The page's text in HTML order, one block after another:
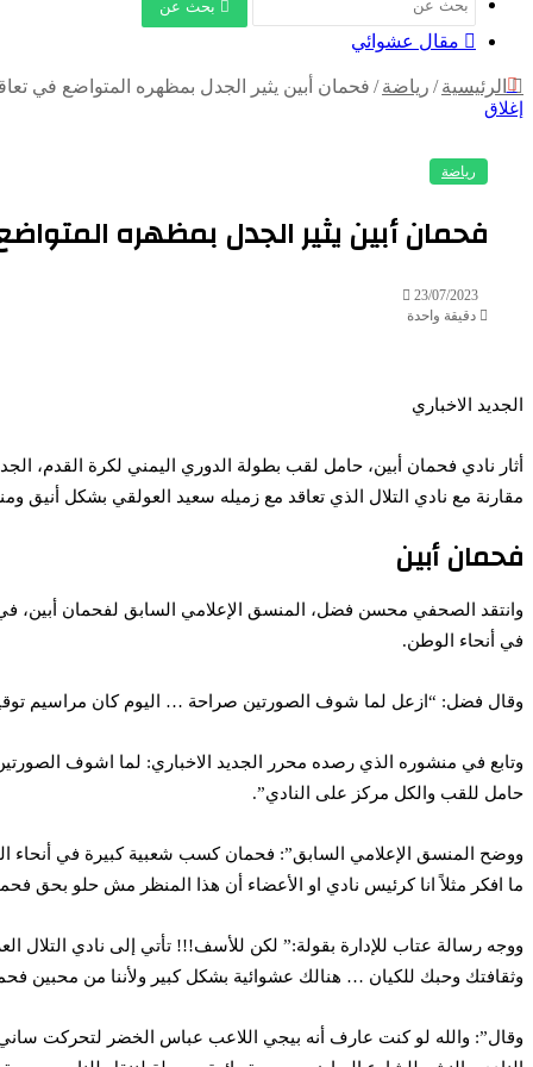
بحث عن
مقال عشوائي
الرئيسية / رياضة / فحمان أبين يثير الجدل بمظهره المتواضع في
رياضة
فحمان أبين يثير الجدل بمظهره
23/07/2023
دقيقة واحدة
الجديد الاخباري
أثار نادي فحمان أبين، حامل لقب بطولة الدوري اليمني لكرة
مقارنة مع نادي التلال الذي تعاقد مع زميله سعيد العولقي بشكل أنيق
فحمان أبين
وانتقد الصحفي محسن فضل، المنسق الإعلامي السابق لفحمان أبين،
في أنحاء الوطن.
وقال فضل: “ازعل لما شوف الصورتين صراحة … اليوم كان مراسيم توقيع
وتابع في منشوره الذي رصده محرر الجديد الاخباري: لما اشوف
حامل للقب والكل مركز على النادي”.
ووضح المنسق الإعلامي السابق”: فحمان كسب شعبية كبيرة في أنحاء
ما افكر مثلاً انا كرئيس نادي او الأعضاء أن هذا المنظر مش حلو بحق
ووجه رسالة عتاب للإدارة بقولة:” لكن للأسف!!! تأتي إلى نادي
وثقافتك وحبك للكيان … هنالك عشوائية بشكل كبير ولأننا من محبين
وقال”: والله لو كنت عارف أنه بيجي اللاعب عباس الخضر لتحركت
إغلاق